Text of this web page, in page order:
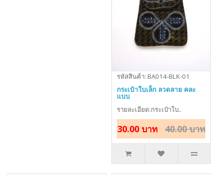
รหัสสินค้า: BA014-BLK-01
กระเป๋าใบเล็ก ลวดลาย คละ
แบบ
รายละเอียด:กระเป๋าใบ..
30.00 บาท 40.00 บาท